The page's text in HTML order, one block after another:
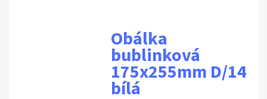
Obálka
bublinková
175x255mm D/14
bílá